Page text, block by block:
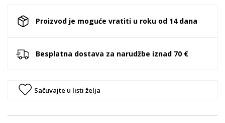
Proizvod je moguće vratiti u roku od 14 dana
Besplatna dostava za narudžbe iznad 70 €
Sačuvajte u listi želja